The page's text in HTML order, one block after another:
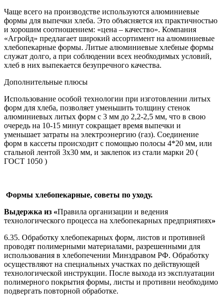
Чаще всего на производстве используются алюминиевые
формы для выпечки хлеба. Это объясняется их практичностью
и хорошим соотношением: «цена – качество». Компания
«Агройд» предлагает широкий ассортимент на алюминиевые
хлебопекарные формы. Литые алюминиевые хлебные формы
служат долго, а при соблюдении всех необходимых условий,
хлеб в них выпекается безупречного качества.
Дополнительные плюсы
Использование особой технологии при изготовлении литых
форм для хлеба, позволяет уменьшить толщину стенок
алюминиевых литых форм с 3 мм до 2,2-2,5 мм, что в свою
очередь на 10-15 минут сокращает время выпечки и
уменьшает затраты на электроэнергию (газ). Соединение
форм в кассеты происходит с помощью полосы 4*20 мм, или
стальной лентой 3х30 мм, и заклепок из стали марки 20 (
ГОСТ 1050 )
Формы хлебопекарные, советы по уходу.
Выдержка из «Правила организации и ведения
технологического процесса на хлебопекарных предприятиях»
6.35. Обработку хлебопекарных форм, листов и противней
проводят полимерными материалами, разрешенными для
использования в хлебопечении Минздравом РФ. Обработку
осуществляют на специальных участках по действующей
технологической инструкции. После выхода из эксплуатации
полимерного покрытия формы, листы и противни необходимо
подвергать повторной обработке.